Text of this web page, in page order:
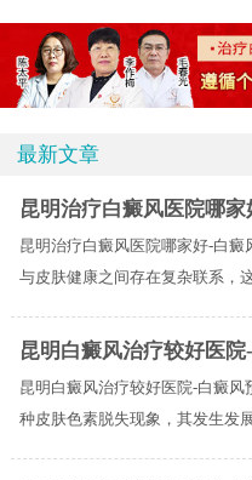
最新文章
昆明治疗白癜风医院哪
昆明治疗白癜风医院哪家好-白
与皮肤健康之间存在复杂联系，
昆明白癜风治疗较好医
昆明白癜风治疗较好医院-白癜
种皮肤色素脱失现象，其发生发